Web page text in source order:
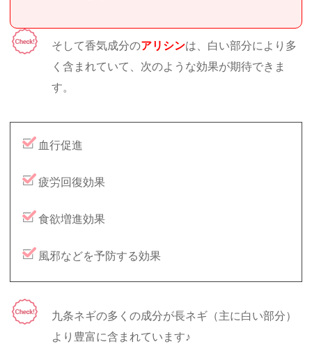
そして香気成分のアリシンは、白い部分により多
く含まれていて、次のような効果が期待できま
す。
血行促進
疲労回復効果
食欲増進効果
風邪などを予防する効果
九条ネギの多くの成分が長ネギ（主に白い部分）
より豊富に含まれています♪